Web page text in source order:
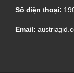
Số điện thoại:
Email: